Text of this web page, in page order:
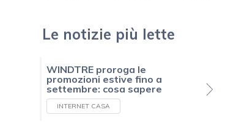
Le notizie più lette
WINDTRE proroga le
promozioni estive fino a
settembre: cosa sapere
INTERNET CASA